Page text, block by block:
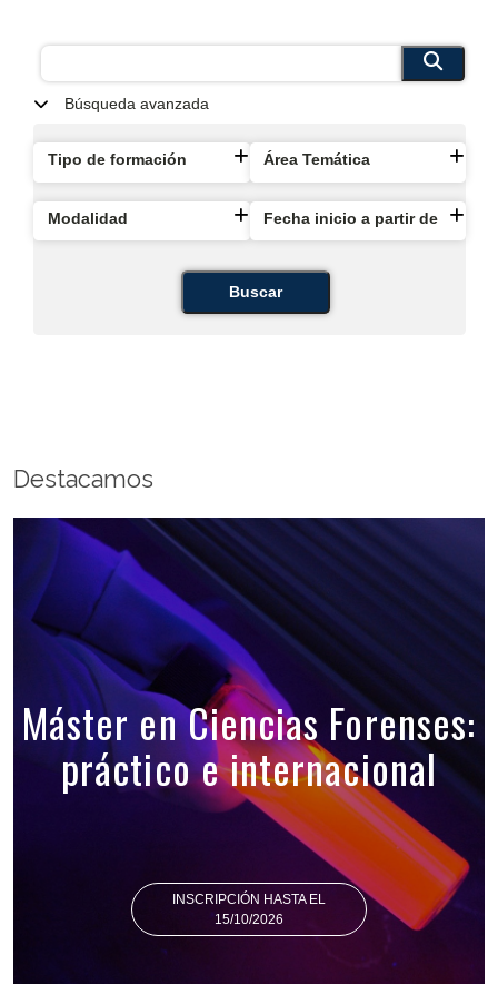
Búsqueda avanzada
Tipo de formación Área Temática
Modalidad Fecha inicio a partir de
Buscar
Destacamos
Máster en Ciencias Forenses:
práctico e internacional
INSCRIPCIÓN HASTA EL
15/10/2026